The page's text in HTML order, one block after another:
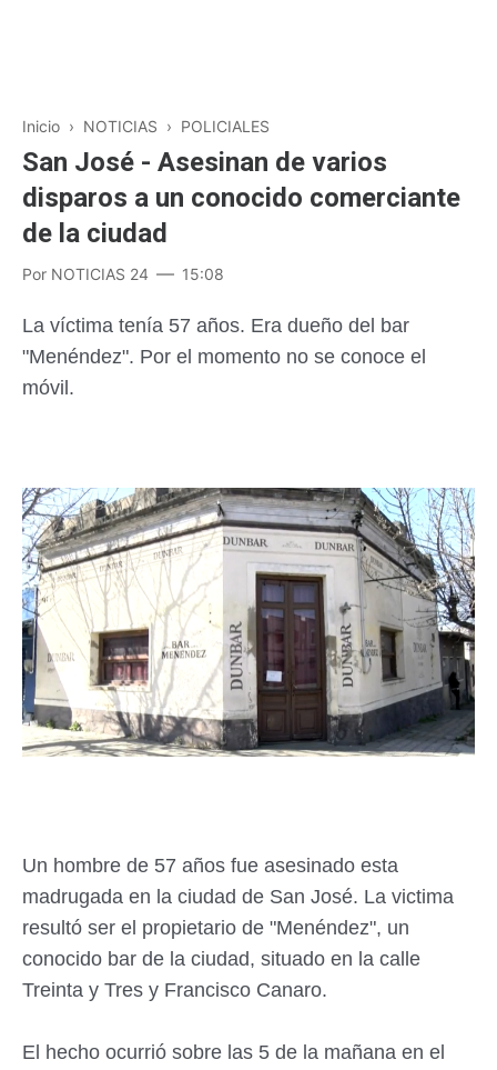
Inicio › NOTICIAS › POLICIALES
San José - Asesinan de varios
disparos a un conocido comerciante
de la ciudad
Por NOTICIAS 24 15:08
La víctima tenía 57 años. Era dueño del bar
"Menéndez". Por el momento no se conoce el
móvil.
Un hombre de 57 años fue asesinado esta
madrugada en la ciudad de San José. La victima
resultó ser el propietario de "Menéndez", un
conocido bar de la ciudad, situado en la calle
Treinta y Tres y Francisco Canaro.
El hecho ocurrió sobre las 5 de la mañana en el